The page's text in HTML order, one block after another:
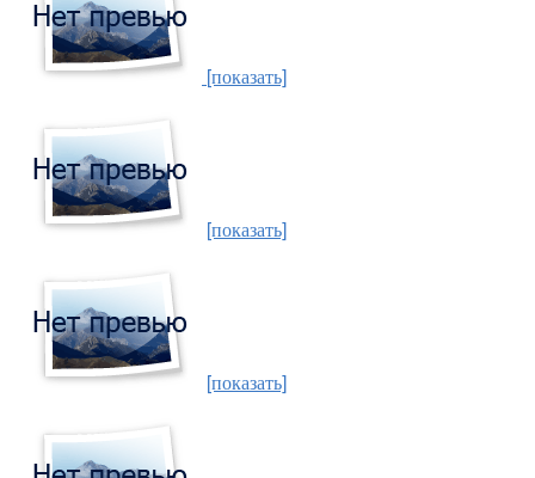
[показать]
[показать]
[показать]